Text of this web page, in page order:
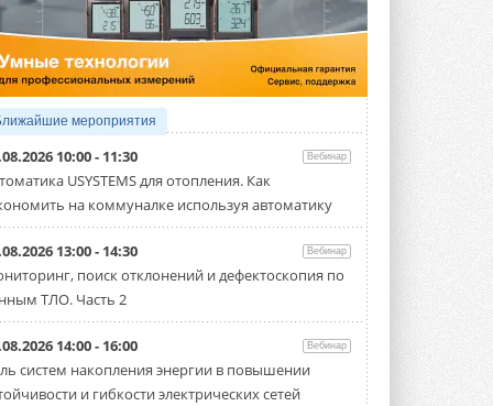
5 АВГУСТА 2026
21-й ежегодный форум
«ЦОД-2026»
Мероприятие пройдет 2-3 сентября в
отеле Radisson Slavyanskaya. Форум
посетит более двух тысяч участников ...
5 АВГУСТА 2026
Китайская Shenling представила
линейку тепловых насосов
«воздух-вода» на R290
Серия ThermaX R290 All-In-One
включает три модели ...
Тепловые насосы в связке с
солнечной генерацией и
накопителем снижают
потребление на 60%
Исследователи из Италии установили ...
4 АВГУСТА 2026
мероприятия
10:00 - 11:30 Вебинар
USYSTEMS для отопления. Как
на коммуналке используя автоматику
13:00 - 14:30 Вебинар
поиск отклонений и дефектоскопия по
ТЛО. Часть 2
14:00 - 16:00 Вебинар
систем накопления энергии в повышении
и гибкости электрических сетей